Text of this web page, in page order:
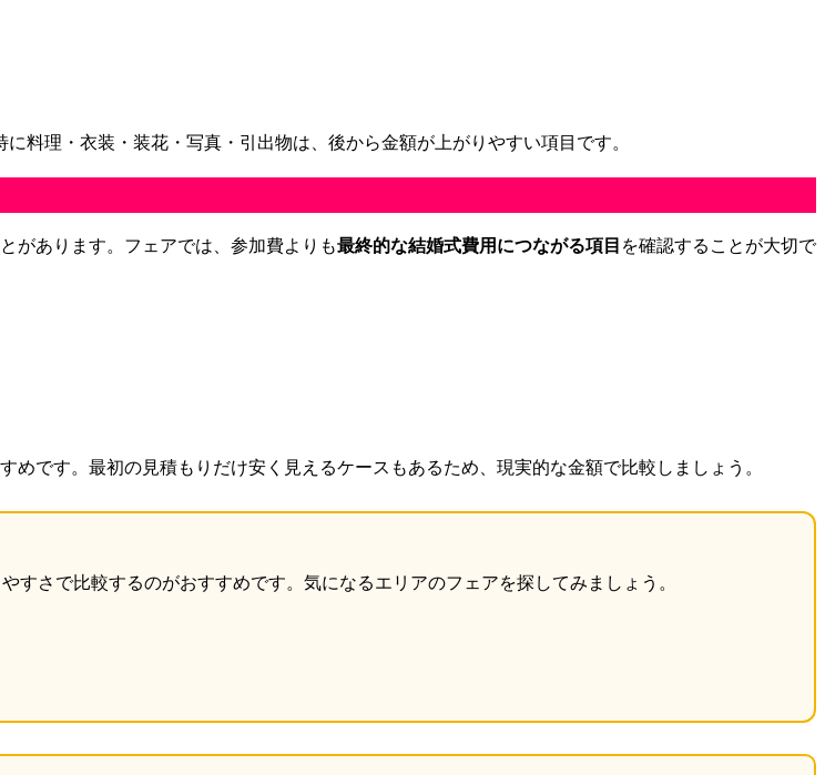
料理・衣装・装花・写真・引出物は、後から金額が上がりやすい項目です。
があります。フェアでは、参加費よりも最終的な結婚式費用につながる項目 を確認することが大切で
です。最初の見積もりだけ安く見えるケースもあるため、現実的な金額で比較しましょう。
さで比較するのがおすすめです。気になるエリアのフェアを探してみましょう。